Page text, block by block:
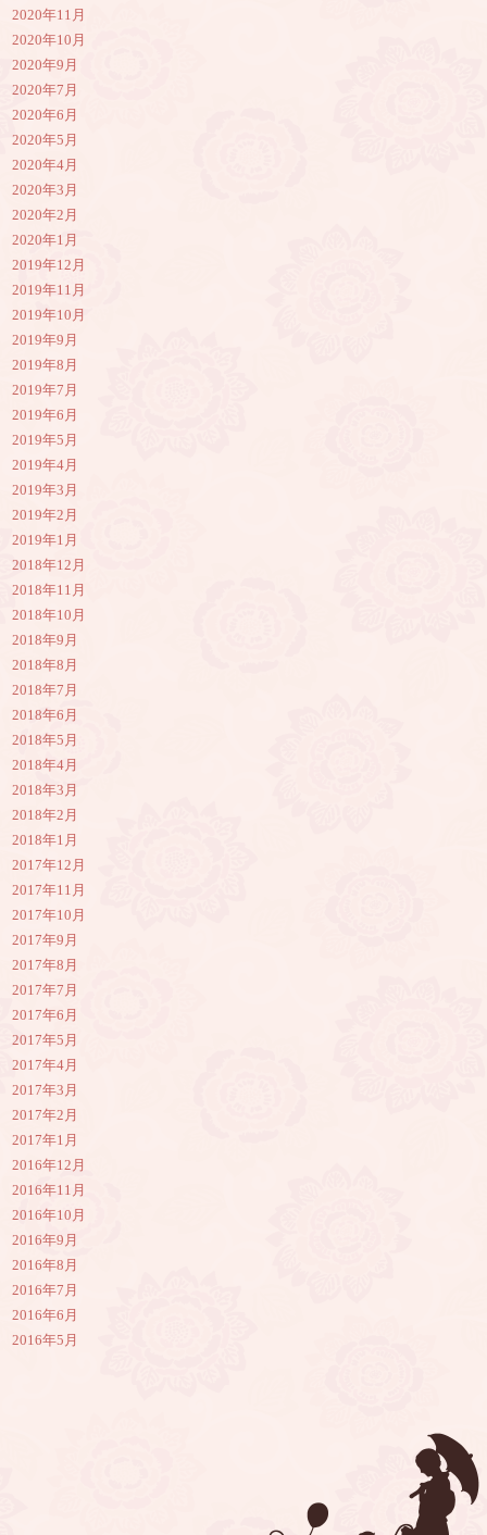
2020年11月
2020年10月
2020年9月
2020年7月
2020年6月
2020年5月
2020年4月
2020年3月
2020年2月
2020年1月
2019年12月
2019年11月
2019年10月
2019年9月
2019年8月
2019年7月
2019年6月
2019年5月
2019年4月
2019年3月
2019年2月
2019年1月
2018年12月
2018年11月
2018年10月
2018年9月
2018年8月
2018年7月
2018年6月
2018年5月
2018年4月
2018年3月
2018年2月
2018年1月
2017年12月
2017年11月
2017年10月
2017年9月
2017年8月
2017年7月
2017年6月
2017年5月
2017年4月
2017年3月
2017年2月
2017年1月
2016年12月
2016年11月
2016年10月
2016年9月
2016年8月
2016年7月
2016年6月
2016年5月